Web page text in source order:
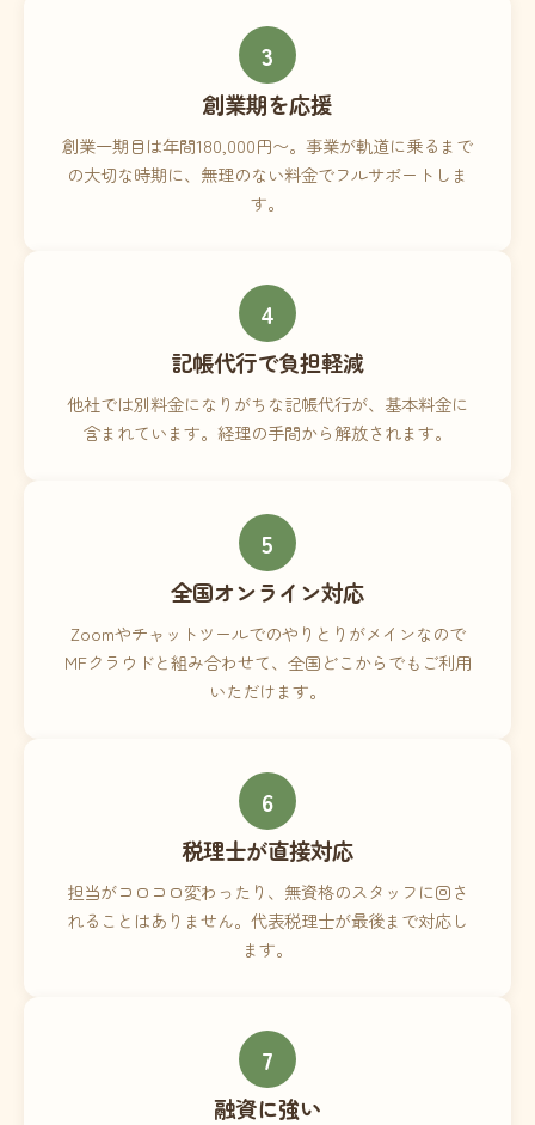
3
創業期を応援
創業一期目は年間180,000円〜。事業が軌道に乗るまで
の大切な時期に、無理のない料金でフルサポートしま
す。
4
記帳代行で負担軽減
他社では別料金になりがちな記帳代行が、基本料金に
含まれています。経理の手間から解放されます。
5
全国オンライン対応
Zoomやチャットツールでのやりとりがメインなので
MFクラウドと組み合わせて、全国どこからでもご利用
いただけます。
6
税理士が直接対応
担当がコロコロ変わったり、無資格のスタッフに回さ
れることはありません。代表税理士が最後まで対応し
ます。
7
融資に強い